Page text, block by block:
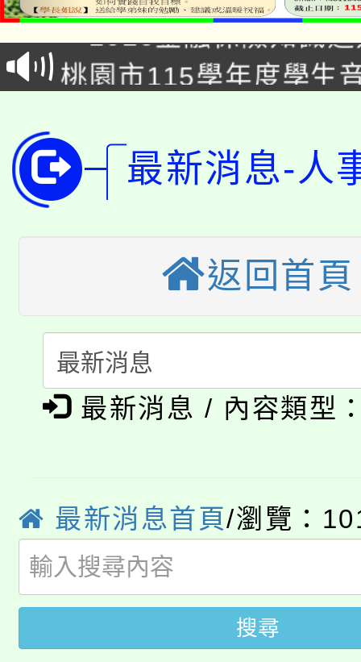
代理(課)教師甄選結果(
「2026金融保險知識
車」活動
桃園市115學年度學生
代理(課)教師甄選結果(
公告本校115學年度第
代理(課)教師甄選結果(
轉知中國文化大學推廣
《TA101》溝通分析基
程，歡迎學生輔導中心
心理、諮商輔導、社會
系所師生報名參加。
縣市「校園短影音徵
門員」簡章及活動海報
踴躍報名參加。
桃園市115學年度學生
要點
展演活動實施計畫」
115年度「教育部表揚
義教育推展貢獻獎」
公告本校115學年度第
「2026金融保險知識
生本土語及新住民語歌
公告本校115學年度第
代理(課)教師甄選結果(
公告本校115學年度第
代理(課)教師甄選結果(
轉知中國文化大學推廣
《TA101》溝通分析基
轉知苗栗縣政府辦理
最新消息-人
返回首頁
最新消息 / 內容類型
最新消息首頁/瀏覽：
搜尋